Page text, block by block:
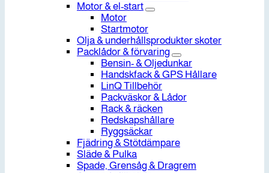
Motor & el-start
Motor
Startmotor
Olja & underhållsprodukter skoter
Packlådor & förvaring
Bensin- & Oljedunkar
Handskfack & GPS Hållare
LinQ Tillbehör
Packväskor & Lådor
Rack & räcken
Redskapshållare
Ryggsäckar
Fjädring & Stötdämpare
Släde & Pulka
Spade, Grensåg & Dragrem